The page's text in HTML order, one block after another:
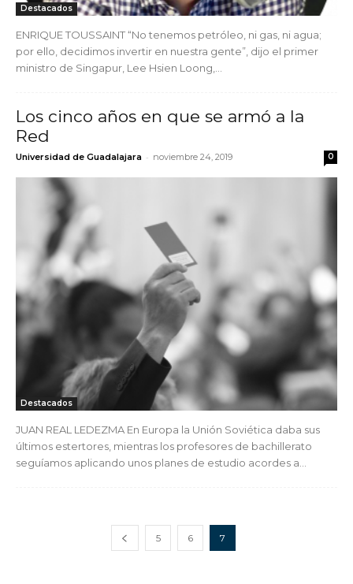
Destacados
ENRIQUE TOUSSAINT “No tenemos petróleo, ni gas, ni agua;
por ello, decidimos invertir en nuestra gente”, dijo el primer
ministro de Singapur, Lee Hsien Loong,...
Los cinco años en que se armó a la
Red
Universidad de Guadalajara - noviembre 24, 2019 0
Destacados
JUAN REAL LEDEZMA En Europa la Unión Soviética daba sus
últimos estertores, mientras los profesores de bachillerato
seguíamos aplicando unos planes de estudio acordes a...
5 6 7